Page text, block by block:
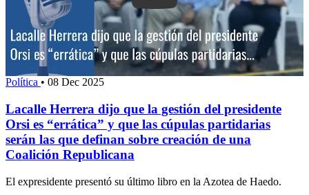
Política • 08 Dec 2025
Lacalle Herrera dijo que la gestión del presidente
Orsi es “errática” y que las cúpulas partidarias
serán las que definan sobre creación de una
Coalición Republicana
El expresidente presentó su último libro en la Azotea de Haedo.